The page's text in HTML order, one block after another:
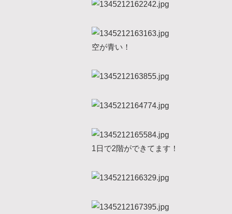
空が青い！
1日で2階ができてます！